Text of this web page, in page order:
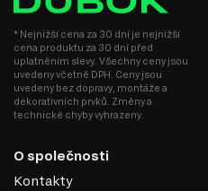
* Nejnižší cena za 30 dní je nejnižší
cena produktu za 30 dní před
uplatněním slevy. Všechny ceny jsou
uvedeny včetně DPH. Ceny jsou
uvedeny bez dopravy, montáže a
dekorativních prvků. Změny a
technické chyby vyhrazeny.
O společnosti
Kontakty